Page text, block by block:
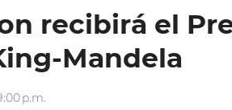
recibirá el
Mandela
p.m.